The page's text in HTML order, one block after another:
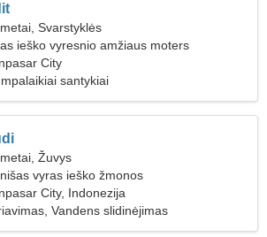
Svarstyklės
ieško vyresnio amžiaus moters
City
santykiai
Žuvys
vyras ieško žmonos
City, Indonezija
Vandens slidinėjimas